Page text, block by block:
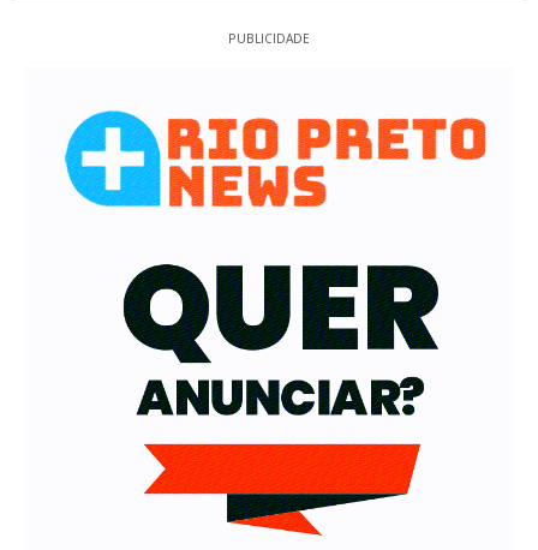
PUBLICIDADE